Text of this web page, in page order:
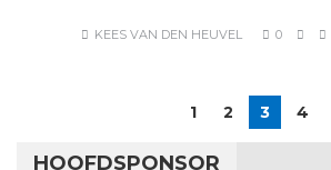
KEES VAN DEN HEUVEL 0
1 2 3 4
HOOFDSPONSOR